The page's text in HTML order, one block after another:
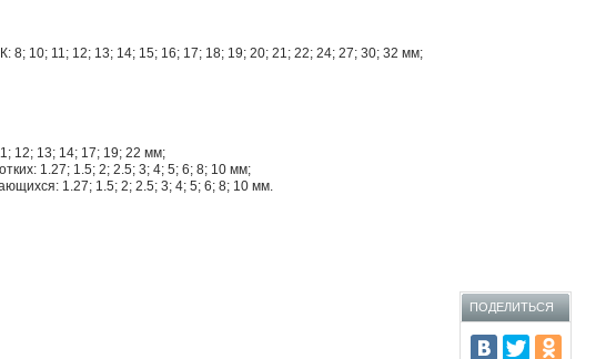
8; 10; 11; 12; 13; 14; 15; 16; 17; 18; 19; 20; 21; 22; 24; 27; 30; 32 мм;
12; 13; 14; 17; 19; 22 мм;
1.27; 1.5; 2; 2.5; 3; 4; 5; 6; 8; 10 мм;
1.27; 1.5; 2; 2.5; 3; 4; 5; 6; 8; 10 мм.
ПОДЕЛИТЬСЯ